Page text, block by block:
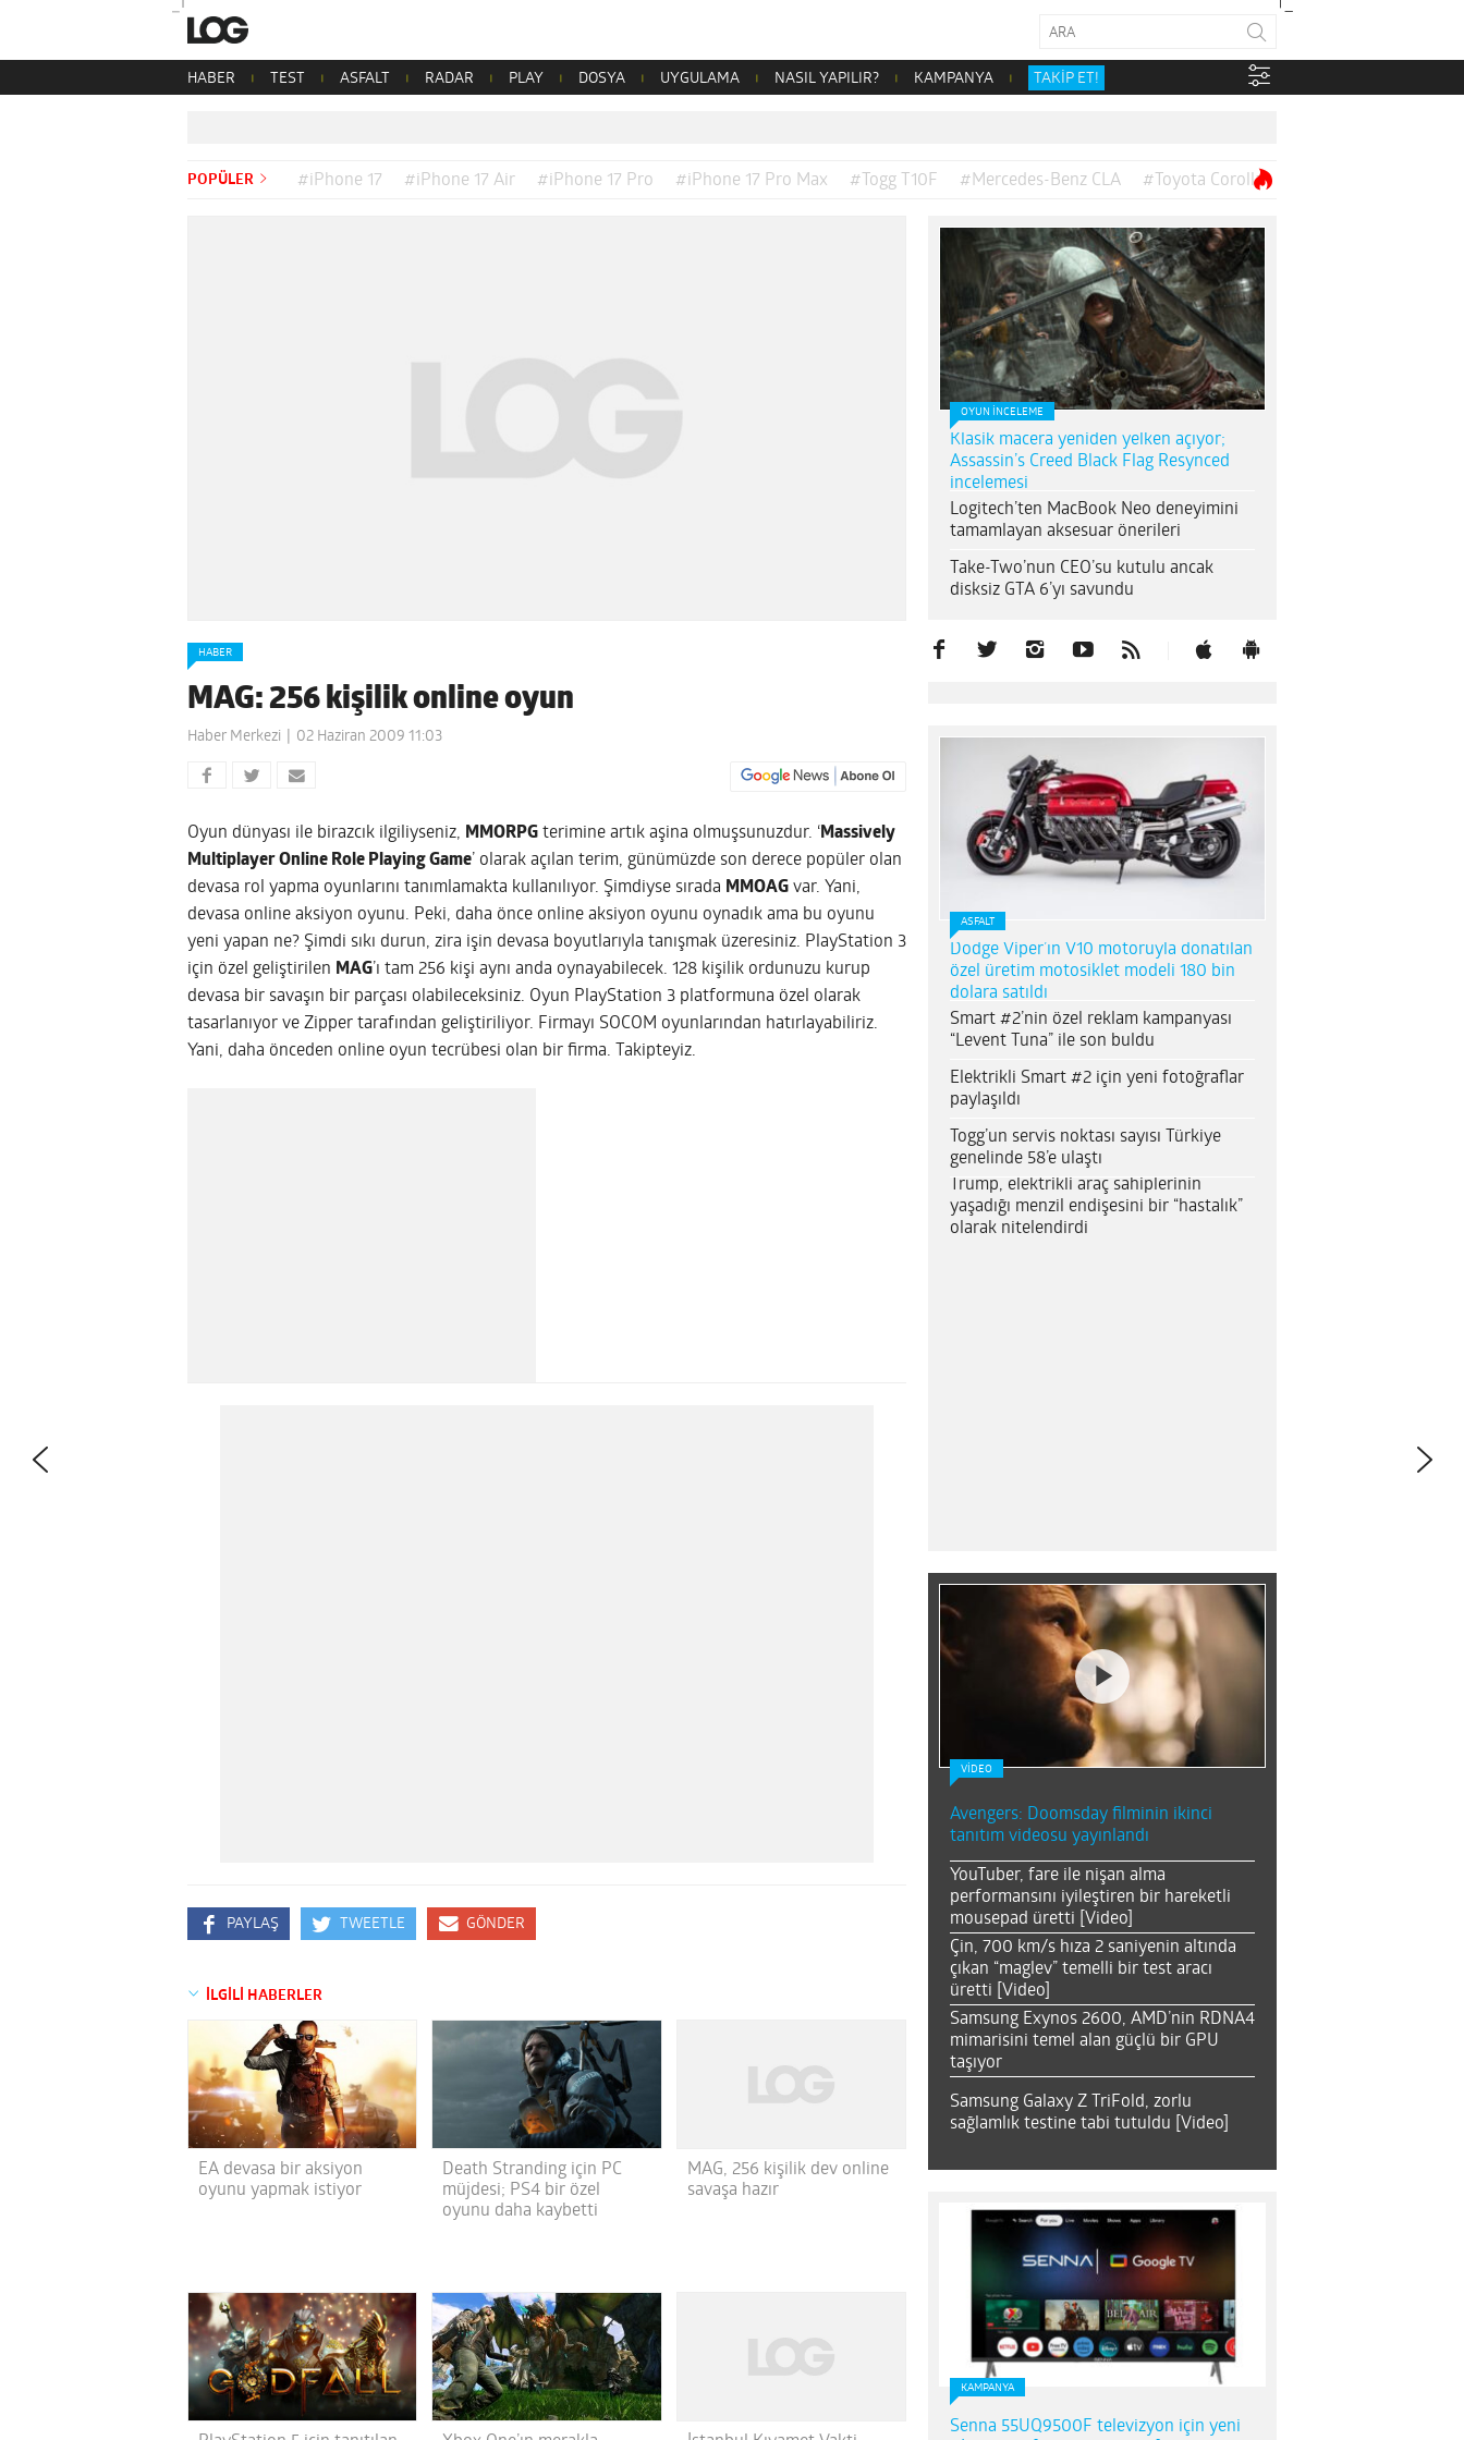
HABER TEST ASFALT RADAR PLAY DOSYA UYGULAMA NASIL YAPILIR? KAMPANYA TAKİP ET!
POPÜLER #iPhone 17 #iPhone 17 Air #iPhone 17 Pro #iPhone 17 Pro Max #Togg T10F #Mercedes-Benz CLA #Toyota Corolla
HABER
MAG: 256 kişilik online oyun
Haber Merkezi 02 Haziran 2009 11:03
Oyun dünyası ile birazcık ilgiliyseniz, MMORPG terimine artık aşina olmuşsunuzdur. ‘Massively
Multiplayer Online Role Playing Game’ olarak açılan terim, günümüzde son derece popüler olan
devasa rol yapma oyunlarını tanımlamakta kullanılıyor. Şimdiyse sırada MMOAG var. Yani,
devasa online aksiyon oyunu. Peki, daha önce online aksiyon oyunu oynadık ama bu oyunu
yeni yapan ne? Şimdi sıkı durun, zira işin devasa boyutlarıyla tanışmak üzeresiniz. PlayStation 3
için özel geliştirilen MAG’ı tam 256 kişi aynı anda oynayabilecek. 128 kişilik ordunuzu kurup
devasa bir savaşın bir parçası olabileceksiniz. Oyun PlayStation 3 platformuna özel olarak
tasarlanıyor ve Zipper tarafından geliştiriliyor. Firmayı SOCOM oyunlarından hatırlayabiliriz.
Yani, daha önceden online oyun tecrübesi olan bir firma. Takipteyiz.
PAYLAŞ TWEETLE GÖNDER
İLGİLİ HABERLER
EA devasa bir aksiyon
oyunu yapmak istiyor
Death Stranding için PC
müjdesi; PS4 bir özel
oyunu daha kaybetti
MAG, 256 kişilik dev online
savaşa hazır
OYUN İNCELEME
Klasik macera yeniden yelken açıyor;
Assassin’s Creed Black Flag Resynced
incelemesi
Logitech’ten MacBook Neo deneyimini
tamamlayan aksesuar önerileri
Take-Two’nun CEO’su kutulu ancak
disksiz GTA 6’yı savundu
ASFALT
Dodge Viper’ın V10 motoruyla donatılan
özel üretim motosiklet modeli 180 bin
dolara satıldı
Smart #2’nin özel reklam kampanyası
“Levent Tuna” ile son buldu
Elektrikli Smart #2 için yeni fotoğraflar
paylaşıldı
Togg’un servis noktası sayısı Türkiye
genelinde 58’e ulaştı
Trump, elektrikli araç sahiplerinin
yaşadığı menzil endişesini bir “hastalık”
olarak nitelendirdi
VİDEO
Avengers: Doomsday filminin ikinci
tanıtım videosu yayınlandı
YouTuber, fare ile nişan alma
performansını iyileştiren bir hareketli
mousepad üretti [Video]
Çin, 700 km/s hıza 2 saniyenin altında
çıkan “maglev” temelli bir test aracı
üretti [Video]
Samsung Exynos 2600, AMD’nin RDNA4
mimarisini temel alan güçlü bir GPU
taşıyor
Samsung Galaxy Z TriFold, zorlu
sağlamlık testine tabi tutuldu [Video]
KAMPANYA
Senna 55UQ9500F televizyon için yeni